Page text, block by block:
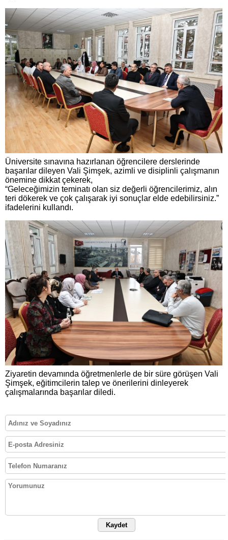
Üniversite sınavına hazırlanan öğrencilere derslerinde
başarılar dileyen Vali Şimşek, azimli ve disiplinli çalışmanın
önemine dikkat çekerek,
“Geleceğimizin teminatı olan siz değerli öğrencilerimiz, alın
teri dökerek ve çok çalışarak iyi sonuçlar elde edebilirsiniz.”
ifadelerini kullandı.
Ziyaretin devamında öğretmenlerle de bir süre görüşen Vali
Şimşek, eğitimcilerin talep ve önerilerini dinleyerek
çalışmalarında başarılar diledi.
Kaydet